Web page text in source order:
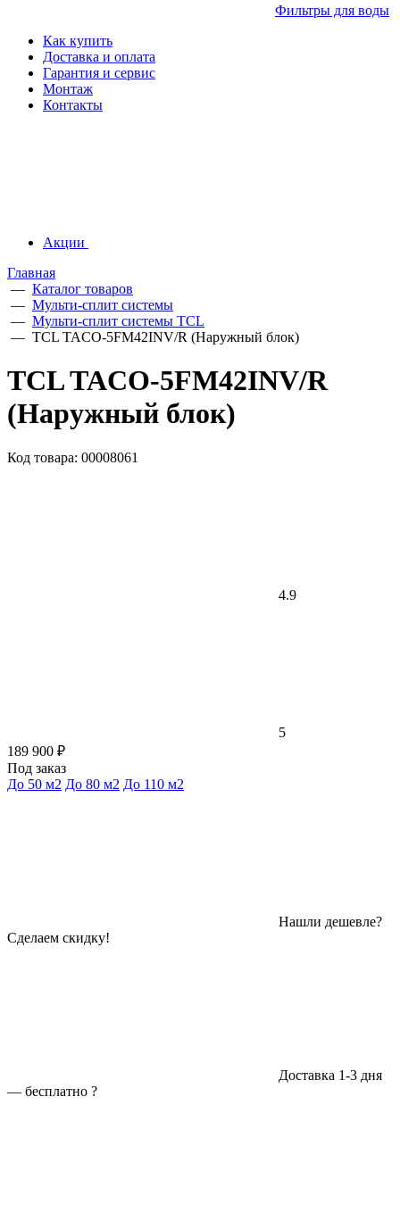
Фильтры для воды
Как купить
Доставка и оплата
Гарантия и сервис
Монтаж
Контакты
Акции
Главная
— Каталог товаров
— Мульти-сплит системы
— Мульти-сплит системы TCL
— TCL TACO-5FM42INV/R (Наружный блок)
TCL TACO-5FM42INV/R
(Наружный блок)
Код товара: 00008061
4.9
5
189 900 ₽
Под заказ
До 50 м2 До 80 м2 До 110 м2
Нашли дешевле?
Сделаем скидку!
Доставка 1-3 дня
— бесплатно ?